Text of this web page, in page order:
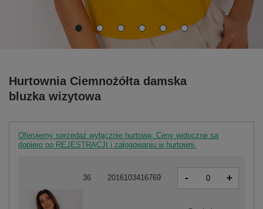
Hurtownia Ciemnożółta damska
bluzka wizytowa
Oferujemy sprzedaż wyłącznie hurtową. Ceny widoczne są
dopiero po REJESTRACJI i zalogowaniu w hurtowni.
36 2016103416769 - +